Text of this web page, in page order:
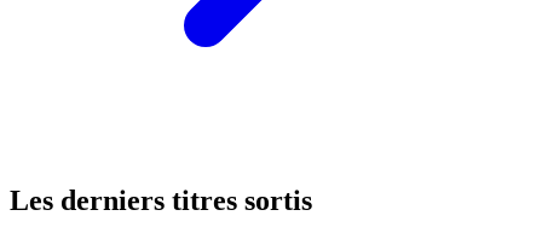
Les derniers titres sortis